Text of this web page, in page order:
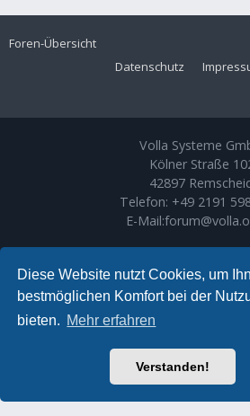
Diese Website nutzt Cookies, um
bestmöglichen Komfort bei der
bieten. Mehr erfahren
Verstanden!
Foren-Übersicht
Datenschutz
Volla Systeme
Kölner Straße
42897
Telefon: +49 2191
E-Mail:
Ariki Theme by